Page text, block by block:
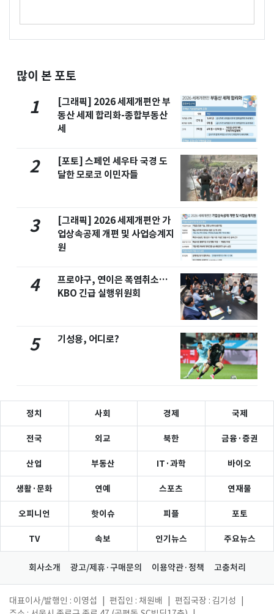
많이 본 포토
1
[그래픽] 2026 세제개편안 부
동산 세제 합리화-종합부동산
세
2
[포토] 스페인 세우타 국경 도
달한 모로코 이민자들
3
[그래픽] 2026 세제개편안 가
업상속공제 개편 및 사업승계지
원
4
프로야구, 연이은 폭염취소…
KBO 긴급 실행위원회
5 기성용, 어디로?
정치 사회 경제 국제
전국 외교 북한 금융·증권
산업 부동산 IT·과학 바이오
생활·문화 연예 스포츠 연재물
오피니언 핫이슈 피플 포토
TV 속보 인기뉴스 주요뉴스
회사소개 광고/제휴·구매문의 이용약관·정책 고충처리
대표이사/발행인 : 이영섭 편집인 : 채원배 편집국장 : 김기성